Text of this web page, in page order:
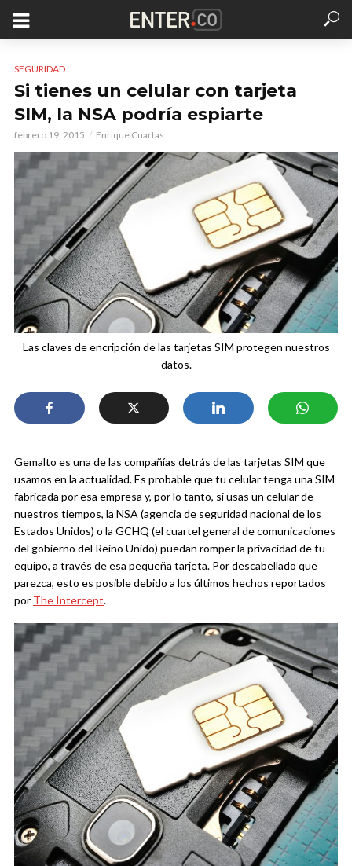
SEGURIDAD
Si tienes un celular con tarjeta
SIM, la NSA podría espiarte
febrero 19, 2015 Enrique Cuartas
Las claves de encripción de las tarjetas SIM protegen nuestros
datos.
Gemalto es una de las compañías detrás de las tarjetas SIM que
usamos en la actualidad. Es probable que tu celular tenga una SIM
fabricada por esa empresa y, por lo tanto, si usas un celular de
nuestros tiempos, la NSA (agencia de seguridad nacional de los
Estados Unidos) o la GCHQ (el cuartel general de comunicaciones
del gobierno del Reino Unido) puedan romper la privacidad de tu
equipo, a través de esa pequeña tarjeta. Por descabellado que
parezca, esto es posible debido a los últimos hechos reportados
por The Intercept.